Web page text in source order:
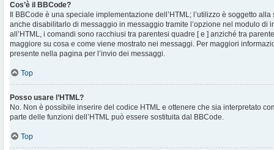
Cos’è il BBCode?
Il BBCode è una speciale implementazione dell’HTML; l’utilizzo è soggetto
anche disabilitarlo di messaggio in messaggio tramite l’opzione nel modulo di
all’HTML, i comandi sono racchiusi tra parentesi quadre [ e ] anziché tra
maggiore su cosa e come viene mostrato nei messaggi. Per maggiori
presente nella pagina per l’invio dei messaggi.
Top
Posso usare l’HTML?
No. Non è possibile inserire del codice HTML e ottenere che sia interpretato
parte delle funzioni dell’HTML può essere sostituita dal BBCode.
Top